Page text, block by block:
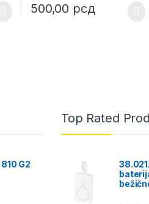
The options may be chosen
500,00 рсд
G2
Top Rated